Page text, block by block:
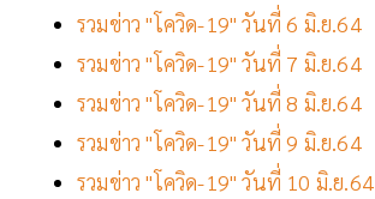
รวมข่าว "โควิด-19" วันที่ 6 มิ.ย.64
รวมข่าว "โควิด-19" วันที่ 7 มิ.ย.64
รวมข่าว "โควิด-19" วันที่ 8 มิ.ย.64
รวมข่าว "โควิด-19" วันที่ 9 มิ.ย.64
รวมข่าว "โควิด-19" วันที่ 10 มิ.ย.64